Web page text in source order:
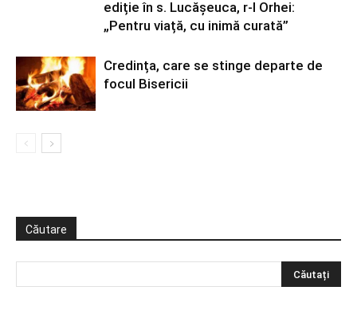
ediție în s. Lucășeuca, r-l Orhei:
„Pentru viață, cu inimă curată”
Credința, care se stinge departe de
focul Bisericii
Căutare